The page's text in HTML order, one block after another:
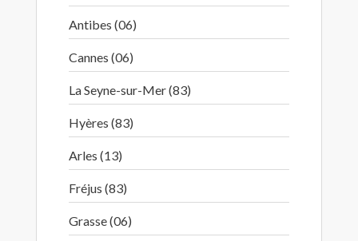
Antibes (06)
Cannes (06)
La Seyne-sur-Mer (83)
Hyères (83)
Arles (13)
Fréjus (83)
Grasse (06)